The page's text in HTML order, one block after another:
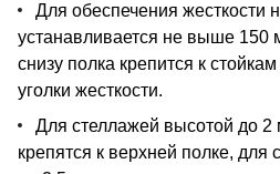
Для обеспечения жесткости
устанавливается не выше 150
снизу полка крепится к
уголки жесткости.
Для стеллажей высотой до 2
крепятся к верхней полке, для